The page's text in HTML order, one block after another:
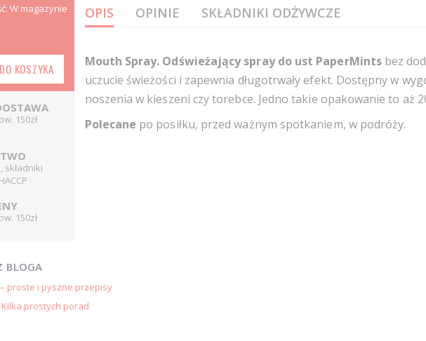
W magazynie
KOSZYKA
150zł
składniki
150zł
OPIS
Mouth Spray. Odświeżający spray do ust PaperMints bez
uczucie świeżości i zapewnia długotrwały efekt. Dostępny w
noszenia w kieszeni czy torebce. Jedno takie opakowanie to aż
Polecane po posiłku, przed ważnym spotkaniem, w podróży.
OPINIE SKŁADNIKI ODŻYWCZE
BLOGA
proste i pyszne przepisy
Kilka prostych porad